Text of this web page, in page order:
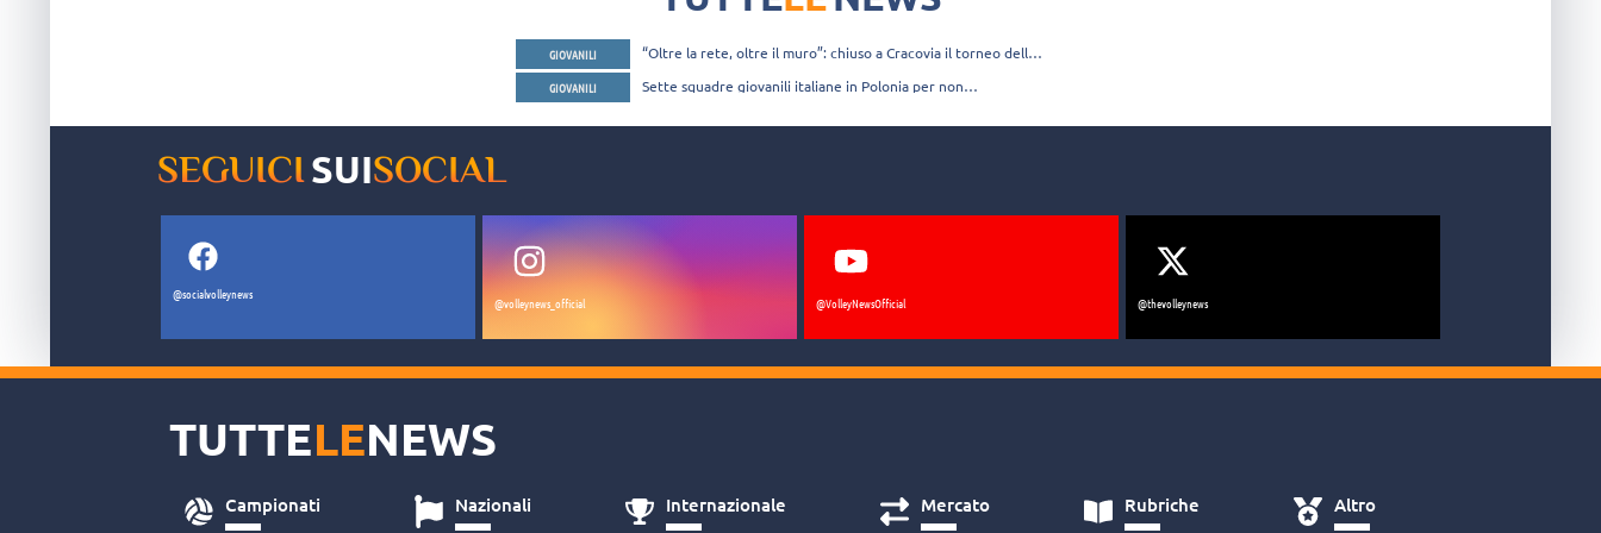
GIOVANILI “Oltre la rete, oltre il muro”: chiuso a Cracovia il torneo della
GIOVANILI Sette squadre giovanili italiane in Polonia per non
SEGUICISUISOCIAL
@socialvolleynews
@volleynews_official @VolleyNewsOfficial @thevolleynews
TUTTELENEWS
Campionati Nazionali Internazionale Mercato Rubriche Altro